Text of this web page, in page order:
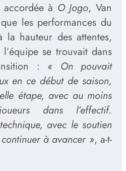
à O Jogo, Van
les performances du
la hauteur des attentes,
se trouvait dans
: « On pouvait
en ce début de saison,
étape, avec au moins
dans l’effectif.
avec le soutien
à avancer », a-t-